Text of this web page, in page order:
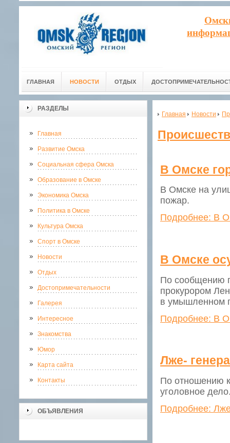
ГЛАВНАЯ НОВОСТИ ОТДЫХ
РАЗДЕЛЫ
Главная
Развитие Омска
Социальная сфера Омска
Образование в Омске
Экономика Омска
Политика в Омске
Культура Омска
Спорт в Омске
Новости
Отдых
Достопримечательности
Галерея
Интересное
Знакомства
Юмор
Карта сайта
Контакты
ОБЪЯВЛЕНИЯ
Главная Новости
В Омске
В Омске на
пожар.
Подробнее: В
В Омске
По сообщению
прокурором
в умышленном
Подробнее: В
Лже-
По отношению
уголовное
Подробнее: